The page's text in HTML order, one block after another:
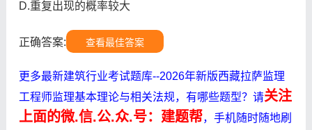
D.重复出现的概率较大
正确答案: 查看最佳答案
更多最新建筑行业考试题库--2026年新版西藏拉萨监理
工程师监理基本理论与相关法规，有哪些题型？请关注
上面的微.信.公.众.号：建题帮，手机随时随地刷